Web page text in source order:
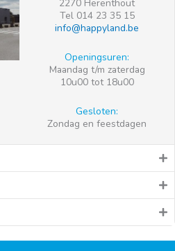
2270 Herenthout
Tel 014 23 35 15
info@happyland.be
Openingsuren:
Maandag t/m zaterdag
10u00 tot 18u00
Gesloten:
Zondag en feestdagen